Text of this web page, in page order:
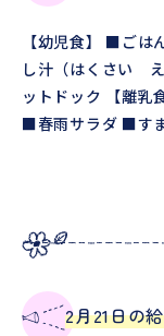
【幼児食】 ■ご
し汁（はくさい
ットドック 【離
■春雨サラダ ■す
2月21日の